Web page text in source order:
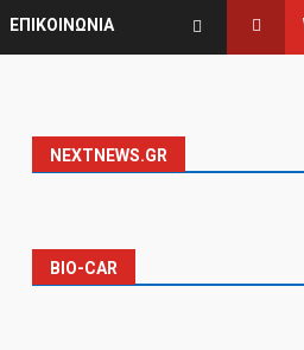
ΕΠΙΚΟΙΝΩΝΙΑ
NEXTNEWS.GR
BIO-CAR